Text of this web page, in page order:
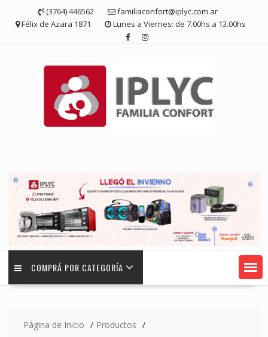
contenido
(3764) 446562
familiaconfort@iplyc.com.ar
Félix de Azara 1871
Lunes a Viernes: de 7.00hs a 13.00hs
COMPRÁ POR CATEGORÍA
Página de Inicio
Productos